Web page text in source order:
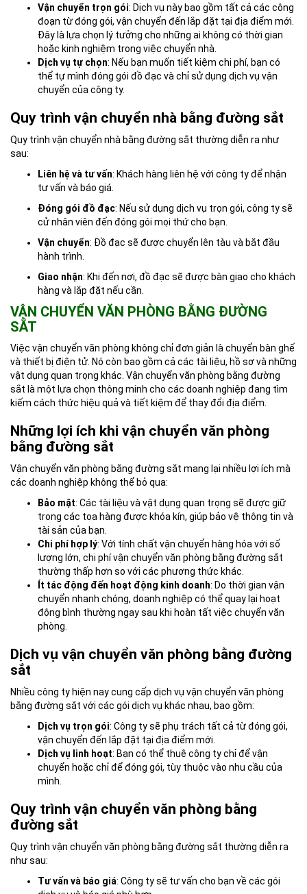
Vận chuyển trọn gói: Dịch vụ này bao gồm tất cả các công
đoạn từ đóng gói, vận chuyển đến lắp đặt tại địa điểm mới.
Đây là lựa chọn lý tưởng cho những ai không có thời gian
hoặc kinh nghiệm trong việc chuyển nhà.
Dịch vụ tự chọn: Nếu bạn muốn tiết kiệm chi phí, bạn có
thể tự mình đóng gói đồ đạc và chỉ sử dụng dịch vụ vận
chuyển của công ty.
Quy trình vận chuyển nhà bằng đường sắt
Quy trình vận chuyển nhà bằng đường sắt thường diễn ra như
sau:
Liên hệ và tư vấn: Khách hàng liên hệ với công ty để nhận
tư vấn và báo giá.
Đóng gói đồ đạc: Nếu sử dụng dịch vụ trọn gói, công ty sẽ
cử nhân viên đến đóng gói mọi thứ cho bạn.
Vận chuyển: Đồ đạc sẽ được chuyển lên tàu và bắt đầu
hành trình.
Giao nhận: Khi đến nơi, đồ đạc sẽ được bàn giao cho khách
hàng và lắp đặt nếu cần.
VẬN CHUYỂN VĂN PHÒNG BẰNG ĐƯỜNG
SẮT
Việc vận chuyển văn phòng không chỉ đơn giản là chuyển bàn ghế
và thiết bị điện tử. Nó còn bao gồm cả các tài liệu, hồ sơ và những
vật dụng quan trọng khác. Vận chuyển văn phòng bằng đường
sắt là một lựa chọn thông minh cho các doanh nghiệp đang tìm
kiếm cách thức hiệu quả và tiết kiệm để thay đổi địa điểm.
Những lợi ích khi vận chuyển văn phòng
bằng đường sắt
Vận chuyển văn phòng bằng đường sắt mang lại nhiều lợi ích mà
các doanh nghiệp không thể bỏ qua:
Bảo mật: Các tài liệu và vật dụng quan trọng sẽ được giữ
trong các toa hàng được khóa kín, giúp bảo vệ thông tin và
tài sản của bạn.
Chi phí hợp lý: Với tính chất vận chuyển hàng hóa với số
lượng lớn, chi phí vận chuyển văn phòng bằng đường sắt
thường thấp hơn so với các phương thức khác.
Ít tác động đến hoạt động kinh doanh: Do thời gian vận
chuyển nhanh chóng, doanh nghiệp có thể quay lại hoạt
động bình thường ngay sau khi hoàn tất việc chuyển văn
phòng.
Dịch vụ vận chuyển văn phòng bằng đường
sắt
Nhiều công ty hiện nay cung cấp dịch vụ vận chuyển văn phòng
bằng đường sắt với các gói dịch vụ khác nhau, bao gồm:
Dịch vụ trọn gói: Công ty sẽ phụ trách tất cả từ đóng gói,
vận chuyển đến lắp đặt tại địa điểm mới.
Dịch vụ linh hoạt: Bạn có thể thuê công ty chỉ để vận
chuyển hoặc chỉ để đóng gói, tùy thuộc vào nhu cầu của
mình.
Quy trình vận chuyển văn phòng bằng
đường sắt
Quy trình vận chuyển văn phòng bằng đường sắt thường diễn ra
như sau:
Tư vấn và báo giá: Công ty sẽ tư vấn cho bạn về các gói